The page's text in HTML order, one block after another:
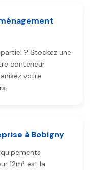
? Stockez une
conteneur
votre
à Bobigny
12m³ est la